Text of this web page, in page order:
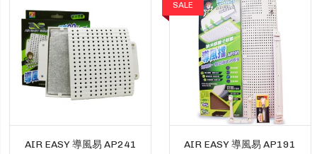
AIR EASY 導風易 AP241
SALE
AIR EASY 導風易 AP191